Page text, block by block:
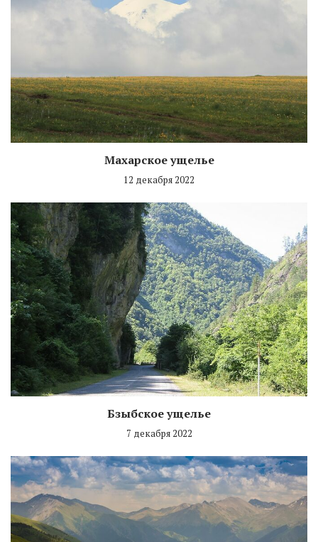
Махарское ущелье
12 декабря 2022
Бзыбское ущелье
7 декабря 2022